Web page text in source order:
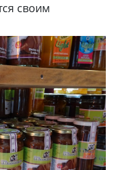
своим